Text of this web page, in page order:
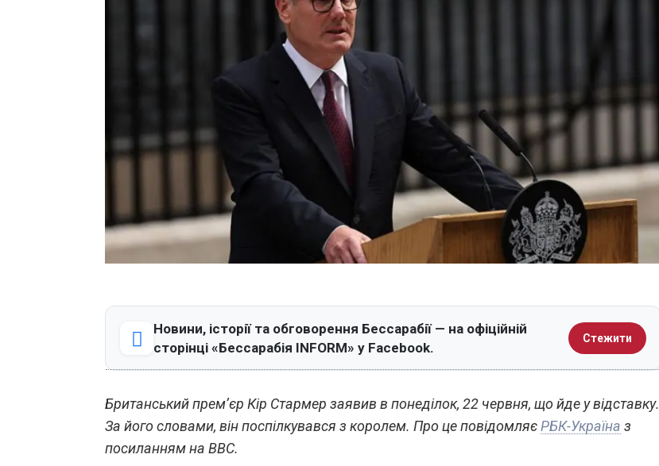
Новини, історії та обговорення Бессарабії — на офіційній
сторінці «Бессарабія INFORM» у Facebook.
Стежити
Британський прем’єр Кір Стармер заявив в понеділок, 22 червня, що йде у відставку.
За його словами, він поспілкувався з королем. Про це повідомляєРБК-Україна з
посиланням на BBC.